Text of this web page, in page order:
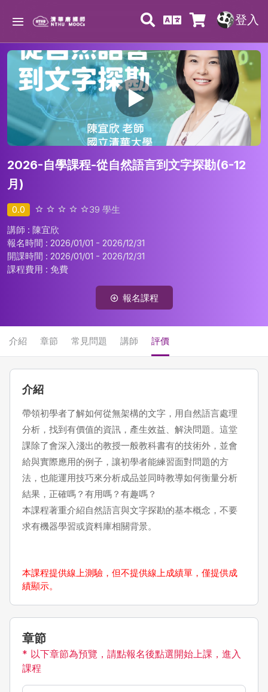
登入
2026-自學課程-從自然語言到文字探勘(6-12
月)
0.0 39 學生
講師 : 陳宜欣
報名時間 : 2026/01/01 - 2026/12/31
開課時間 : 2026/01/01 - 2026/12/31
課程費用 : 免費
報名課程
介紹 章節 常見問題 講師 評價
介紹
帶領初學者了解如何從無架構的文字，用自然語言處理
分析，找到有價值的資訊，產生效益、解決問題。這堂
課除了會深入淺出的教授一般教科書有的技術外，並會
給與實際應用的例子，讓初學者能練習面對問題的方
法，也能運用技巧來分析成品並同時教導如何衡量分析
結果，正確嗎？有用嗎？有趣嗎？
本課程著重介紹自然語言與文字探勘的基本概念，不要
求有機器學習或資料庫相關背景。
本課程提供線上測驗，但不提供線上成績單，僅提供成
績顯示。
章節
* 以下章節為預覽，請點報名後點選開始上課，進入
課程